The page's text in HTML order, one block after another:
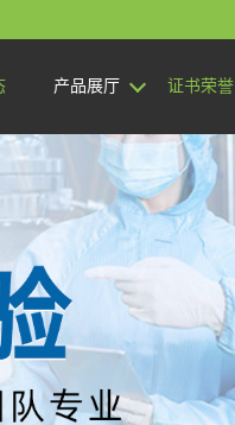
产品展厅 证书荣誉